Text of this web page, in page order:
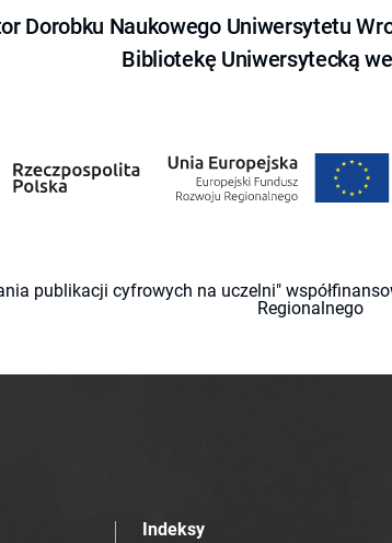
Dorobku Naukowego Uniwersytetu
Bibliotekę Uniwersytecką
publikacji cyfrowych na uczelni"
Regionalnego
Indeksy